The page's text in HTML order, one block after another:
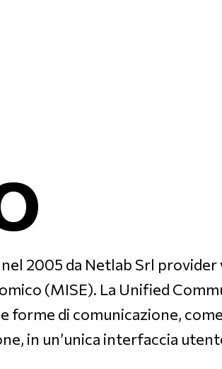
2005 da Netlab Srl
(MISE). La Unified
forme di comunicazione,
in un’unica interfaccia